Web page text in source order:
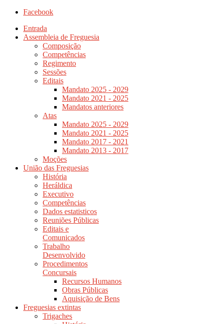
Facebook
Entrada
Assembleia de Freguesia
Composição
Competências
Regimento
Sessões
Editais
Mandato 2025 - 2029
Mandato 2021 - 2025
Mandatos anteriores
Atas
Mandato 2025 - 2029
Mandato 2021 - 2025
Mandato 2017 - 2021
Mandato 2013 - 2017
Moções
União das Freguesias
História
Heráldica
Executivo
Competências
Dados estatisticos
Reuniões Públicas
Editais e
Comunicados
Trabalho
Desenvolvido
Procedimentos
Concursais
Recursos Humanos
Obras Públicas
Aquisição de Bens
Freguesias extintas
Trigaches